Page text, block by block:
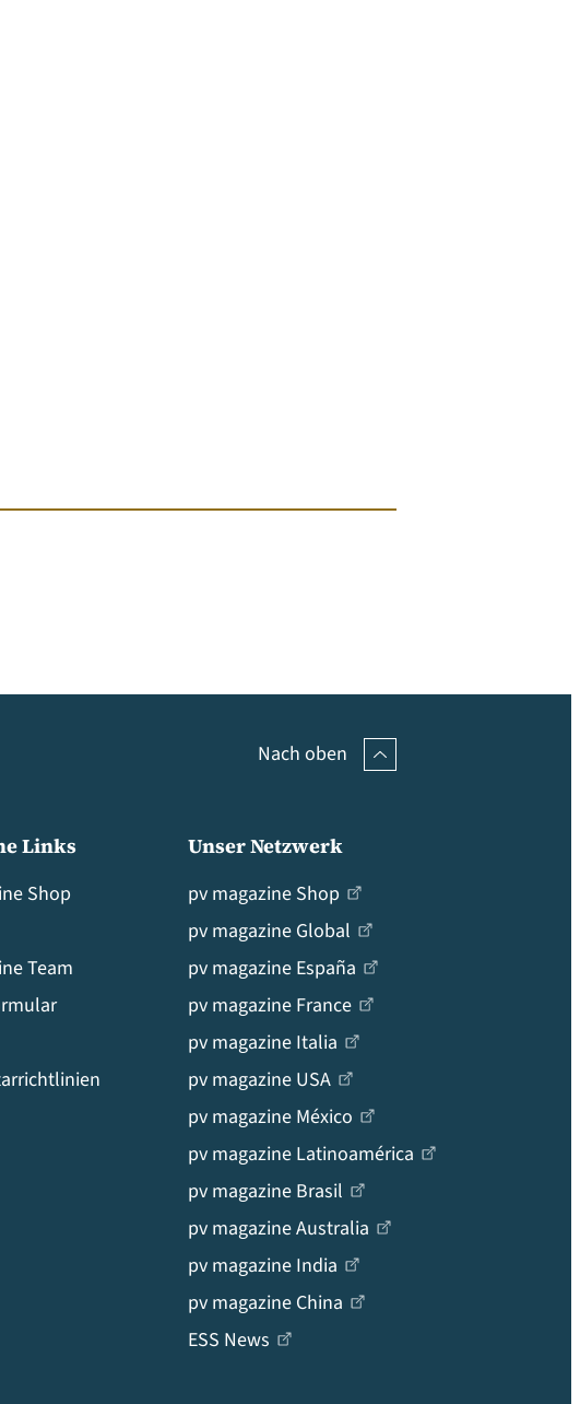
Nach oben
Links
Shop
Team
Unser Netzwerk
pv magazine Shop
pv magazine Global
pv magazine España
pv magazine France
pv magazine Italia
pv magazine USA
pv magazine México
pv magazine Latinoamérica
pv magazine Brasil
pv magazine Australia
pv magazine India
pv magazine China
ESS News